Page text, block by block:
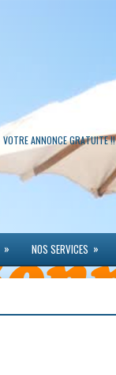
VOTRE ANNONCE GRATUITE !!
» NOS SERVICES »